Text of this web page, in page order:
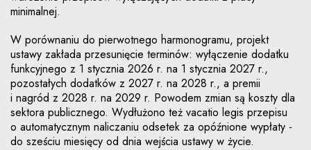
minimalnej.
W porównaniu do pierwotnego harmonogramu, projekt
ustawy zakłada przesunięcie terminów: wyłączenie dodatku
funkcyjnego z 1 stycznia 2026 r. na 1 stycznia 2027 r.,
pozostałych dodatków z 2027 r. na 2028 r., a premii
i nagród z 2028 r. na 2029 r. Powodem zmian są koszty dla
sektora publicznego. Wydłużono też vacatio legis przepisu
o automatycznym naliczaniu odsetek za opóźnione wypłaty -
do sześciu miesięcy od dnia wejścia ustawy w życie.